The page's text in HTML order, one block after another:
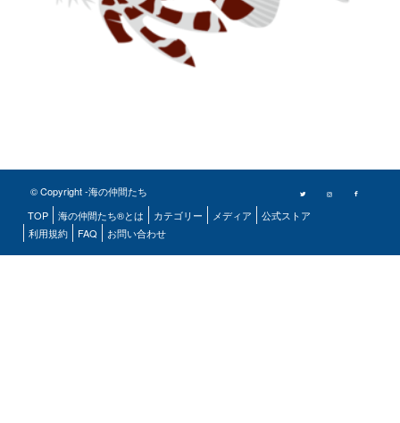
© Copyright -海の仲間たち
TOP
海の仲間たち®とは カテゴリー メディア
公式ストア
利用規約
FAQ お問い合わせ